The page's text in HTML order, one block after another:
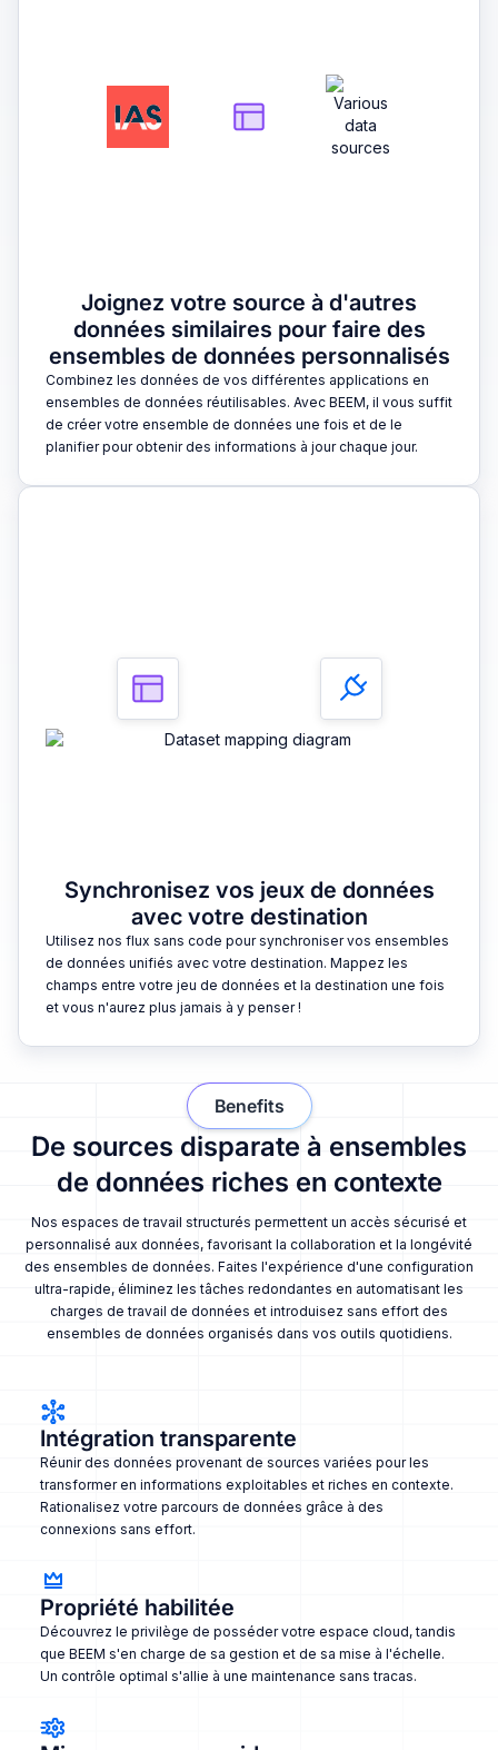
Joignez votre source à d'autres
données similaires pour faire des
ensembles de données personnalisés
Combinez les données de vos différentes applications en
ensembles de données réutilisables. Avec BEEM, il vous suffit
de créer votre ensemble de données une fois et de le
planifier pour obtenir des informations à jour chaque jour.
Synchronisez vos jeux de données
avec votre destination
Utilisez nos flux sans code pour synchroniser vos ensembles
de données unifiés avec votre destination. Mappez les
champs entre votre jeu de données et la destination une fois
et vous n'aurez plus jamais à y penser !
De sources disparate à ensembles
de données riches en contexte
Nos espaces de travail structurés permettent un accès sécurisé et
personnalisé aux données, favorisant la collaboration et la longévité
des ensembles de données. Faites l'expérience d'une configuration
ultra-rapide, éliminez les tâches redondantes en automatisant les
charges de travail de données et introduisez sans effort des
ensembles de données organisés dans vos outils quotidiens.
Benefits
Intégration transparente
Réunir des données provenant de sources variées pour les
transformer en informations exploitables et riches en contexte.
Rationalisez votre parcours de données grâce à des
connexions sans effort.
Propriété habilitée
Découvrez le privilège de posséder votre espace cloud, tandis
que BEEM s'en charge de sa gestion et de sa mise à l'échelle.
Un contrôle optimal s'allie à une maintenance sans tracas.